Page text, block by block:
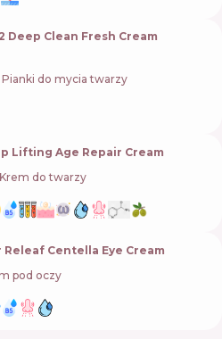
Deep Clean Fresh Cream
Pianki do mycia twarzy
Lifting Age Repair Cream
Krem do twarzy
Centella Eye Cream
pod oczy